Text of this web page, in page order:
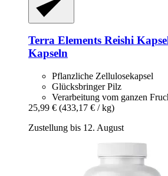
Terra Elements Reishi
Kapseln
Pflanzliche Zellulosekapsel
Glücksbringer Pilz
Verarbeitung vom ganzen
25,99 € (433,17 € / kg)
Zustellung bis 12. August